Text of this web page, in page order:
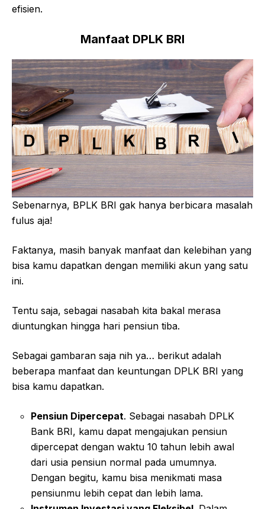
efisien.
Manfaat DPLK BRI
Sebenarnya, BPLK BRI gak hanya berbicara masalah
fulus aja!
Faktanya, masih banyak manfaat dan kelebihan yang
bisa kamu dapatkan dengan memiliki akun yang satu
ini.
Tentu saja, sebagai nasabah kita bakal merasa
diuntungkan hingga hari pensiun tiba.
Sebagai gambaran saja nih ya… berikut adalah
beberapa manfaat dan keuntungan DPLK BRI yang
bisa kamu dapatkan.
Pensiun Dipercepat. Sebagai nasabah DPLK
Bank BRI, kamu dapat mengajukan pensiun
dipercepat dengan waktu 10 tahun lebih awal
dari usia pensiun normal pada umumnya.
Dengan begitu, kamu bisa menikmati masa
pensiunmu lebih cepat dan lebih lama.